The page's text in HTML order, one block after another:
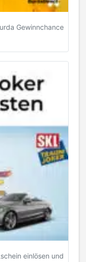
Gewinnchance
einlösen und